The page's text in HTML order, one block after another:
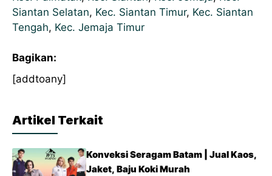
Siantan Selatan, Kec. Siantan Timur, Kec. Siantan
Tengah, Kec. Jemaja Timur
Bagikan:
[addtoany]
Artikel Terkait
Konveksi Seragam Batam | Jual Kaos,
Jaket, Baju Koki Murah